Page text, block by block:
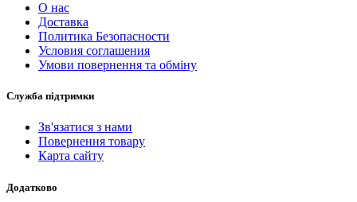
О нас
Доставка
Политика Безопасности
Условия соглашения
Умови повернення та обміну
Служба підтримки
Зв'язатися з нами
Повернення товару
Карта сайту
Додатково